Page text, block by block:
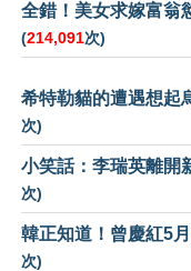
全錯！美女求嫁富翁
(214,091次)
希特勒貓的遭遇想起
次)
小笑話：李瑞英離開
次)
韓正知道！曾慶紅5
次)